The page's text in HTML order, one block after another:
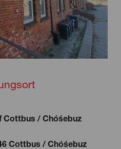
Cottbus / Chóśebuz
Cottbus / Chóśebuz